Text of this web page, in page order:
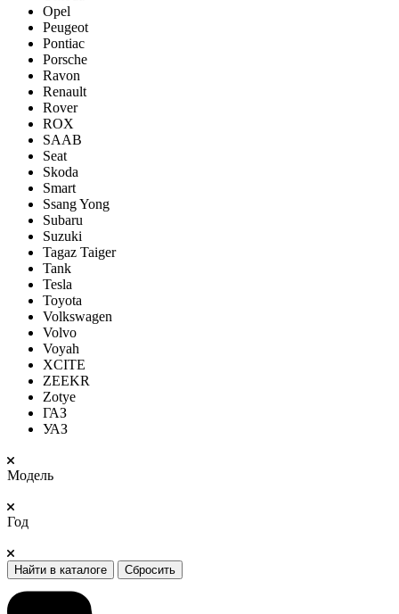
Opel
Peugeot
Pontiac
Porsсhe
Ravon
Renault
Rover
ROX
SAAB
Seat
Skoda
Smart
Ssang Yong
Subaru
Suzuki
Tagaz Taiger
Tank
Tesla
Toyota
Volkswagen
Volvo
Voyah
XCITE
ZEEKR
Zotye
ГАЗ
УАЗ
Модель
Год
Найти в каталоге Сбросить